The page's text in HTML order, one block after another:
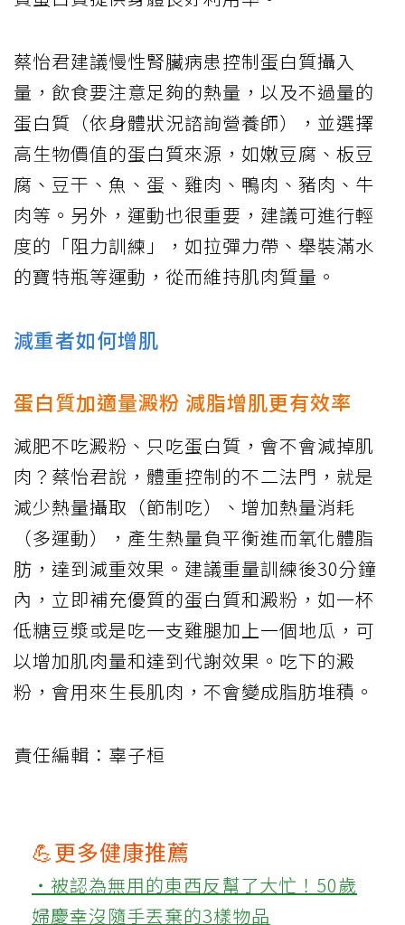
蔡怡君建議慢性腎臟病患控制蛋白質攝入
量，飲食要注意足夠的熱量，以及不過量的
蛋白質（依身體狀況諮詢營養師），並選擇
高生物價值的蛋白質來源，如嫩豆腐、板豆
腐、豆干、魚、蛋、雞肉、鴨肉、豬肉、牛
肉等。另外，運動也很重要，建議可進行輕
度的「阻力訓練」，如拉彈力帶、舉裝滿水
的寶特瓶等運動，從而維持肌肉質量。
減重者如何增肌
蛋白質加適量澱粉 減脂增肌更有效率
減肥不吃澱粉、只吃蛋白質，會不會減掉肌
肉？蔡怡君說，體重控制的不二法門，就是
減少熱量攝取（節制吃）、增加熱量消耗
（多運動），產生熱量負平衡進而氧化體脂
肪，達到減重效果。建議重量訓練後30分鐘
內，立即補充優質的蛋白質和澱粉，如一杯
低糖豆漿或是吃一支雞腿加上一個地瓜，可
以增加肌肉量和達到代謝效果。吃下的澱
粉，會用來生長肌肉，不會變成脂肪堆積。
責任編輯：辜子桓
💪更多健康推薦
‧被認為無用的東西反幫了大忙！50歲
婦慶幸沒隨手丟棄的3樣物品